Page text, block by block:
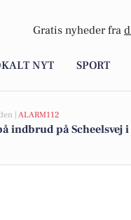
Gratis nyheder fra
NYT SPORT
| ALARM112
indbrud på Scheelsvej